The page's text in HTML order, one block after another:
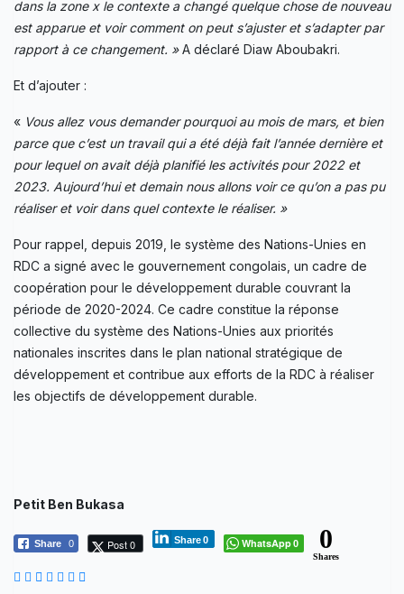
dans la zone x le contexte a changé quelque chose de nouveau
est apparue et voir comment on peut s’ajuster et s’adapter par
rapport à ce changement. »A déclaré Diaw Aboubakri.
Et d’ajouter :
« Vous allez vous demander pourquoi au mois de mars, et bien
parce que c’est un travail qui a été déjà fait l’année dernière et
pour lequel on avait déjà planifié les activités pour 2022 et
2023. Aujourd’hui et demain nous allons voir ce qu’on a pas pu
réaliser et voir dans quel contexte le réaliser. »
Pour rappel, depuis 2019, le système des Nations-Unies en
RDC a signé avec le gouvernement congolais, un cadre de
coopération pour le développement durable couvrant la
période de 2020-2024. Ce cadre constitue la réponse
collective du système des Nations-Unies aux priorités
nationales inscrites dans le plan national stratégique de
développement et contribue aux efforts de la RDC à réaliser
les objectifs de développement durable.
Petit Ben Bukasa
Share 0 Post 0 Share0 WhatsApp0 0
Shares